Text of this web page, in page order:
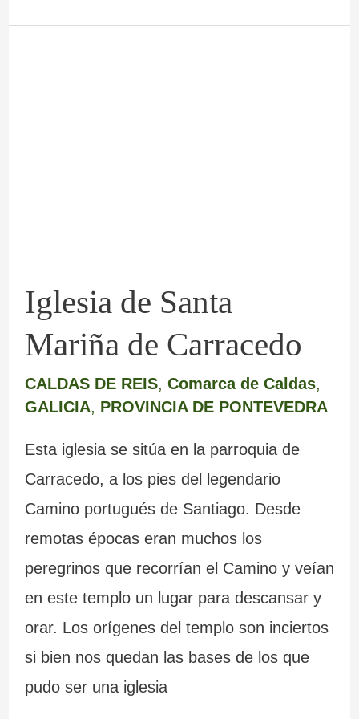
Iglesia de Santa
Mariña de Carracedo
CALDAS DE REIS, Comarca de Caldas,
GALICIA, PROVINCIA DE PONTEVEDRA
Esta iglesia se sitúa en la parroquia de
Carracedo, a los pies del legendario
Camino portugués de Santiago. Desde
remotas épocas eran muchos los
peregrinos que recorrían el Camino y veían
en este templo un lugar para descansar y
orar. Los orígenes del templo son inciertos
si bien nos quedan las bases de los que
pudo ser una iglesia